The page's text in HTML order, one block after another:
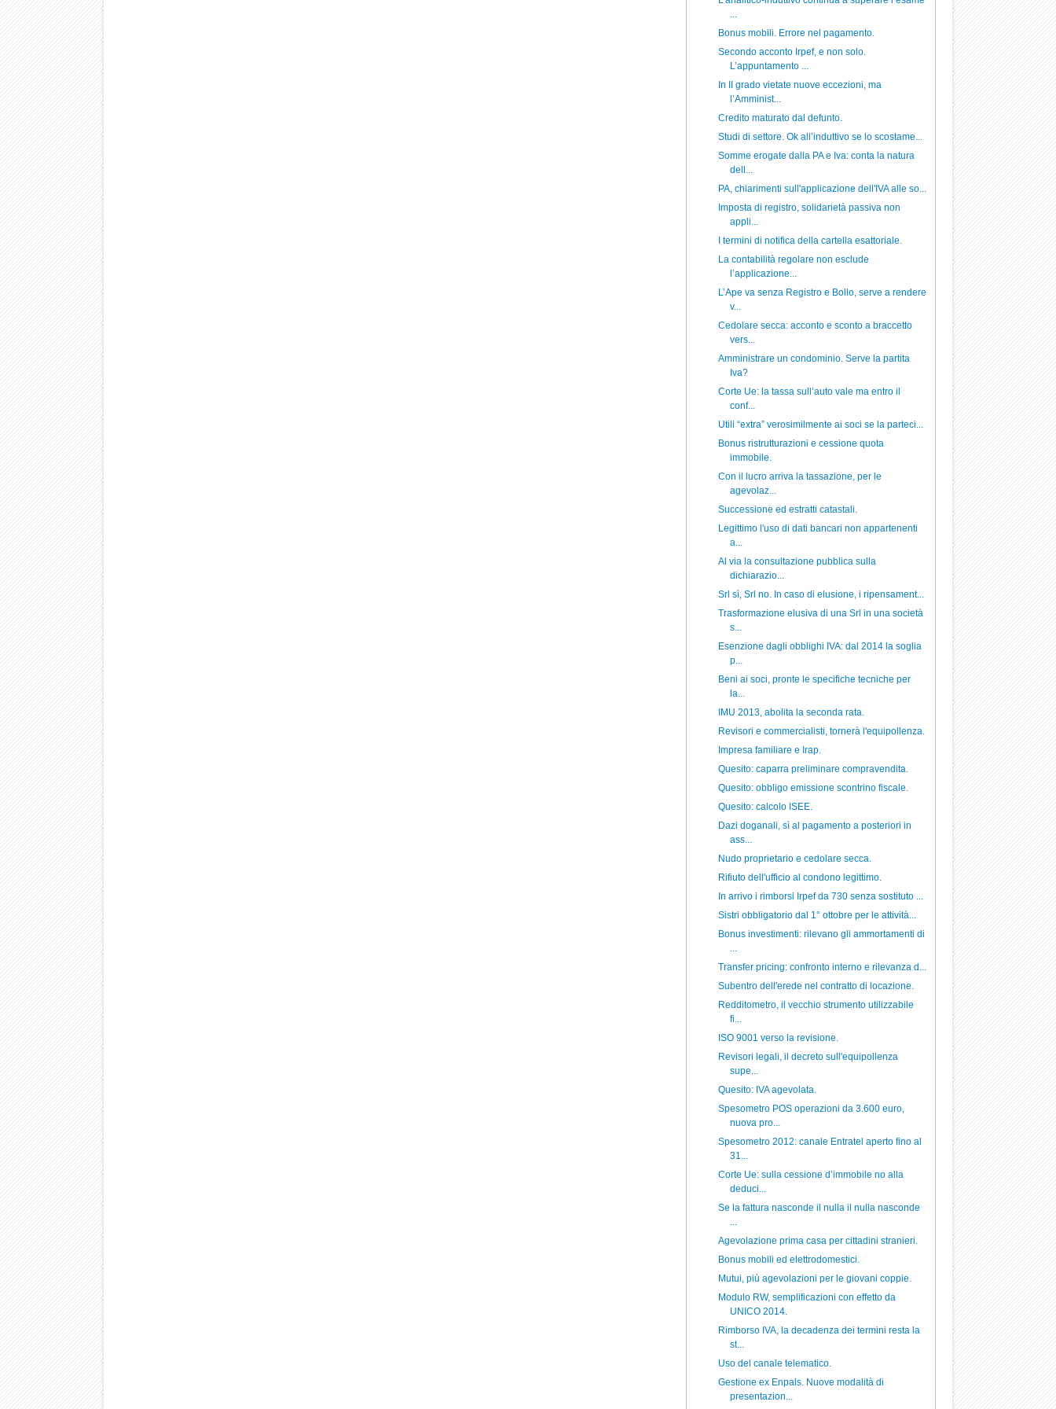
...
Bonus mobili. Errore nel pagamento.
Secondo acconto Irpef, e non solo.
L’appuntamento ...
In II grado vietate nuove eccezioni, ma
l’Amminist...
Credito maturato dal defunto.
Studi di settore. Ok all’induttivo se lo scostame...
Somme erogate dalla PA e Iva: conta la natura
dell...
PA, chiarimenti sull'applicazione dell'IVA alle so...
Imposta di registro, solidarietà passiva non
appli...
I termini di notifica della cartella esattoriale.
La contabilità regolare non esclude
l’applicazione...
L’Ape va senza Registro e Bollo, serve a rendere
v...
Cedolare secca: acconto e sconto a braccetto
vers...
Amministrare un condominio. Serve la partita
Iva?
Corte Ue: la tassa sull’auto vale ma entro il
conf...
Utili “extra” verosimilmente ai soci se la parteci...
Bonus ristrutturazioni e cessione quota
immobile.
Con il lucro arriva la tassazione, per le
agevolaz...
Successione ed estratti catastali.
Legittimo l'uso di dati bancari non appartenenti
a...
Al via la consultazione pubblica sulla
dichiarazio...
Srl sì, Srl no. In caso di elusione, i ripensament...
Trasformazione elusiva di una Srl in una società
s...
Esenzione dagli obblighi IVA: dal 2014 la soglia
p...
Beni ai soci, pronte le specifiche tecniche per
la...
IMU 2013, abolita la seconda rata.
Revisori e commercialisti, tornerà l'equipollenza.
Impresa familiare e Irap.
Quesito: caparra preliminare compravendita.
Quesito: obbligo emissione scontrino fiscale.
Quesito: calcolo ISEE.
Dazi doganali, sì al pagamento a posteriori in
ass...
Nudo proprietario e cedolare secca.
Rifiuto dell'ufficio al condono legittimo.
In arrivo i rimborsi Irpef da 730 senza sostituto ...
Sistri obbligatorio dal 1° ottobre per le attività...
Bonus investimenti: rilevano gli ammortamenti di
...
Transfer pricing: confronto interno e rilevanza d...
Subentro dell'erede nel contratto di locazione.
Redditometro, il vecchio strumento utilizzabile
fi...
ISO 9001 verso la revisione.
Revisori legali, il decreto sull'equipollenza
supe...
Quesito: IVA agevolata.
Spesometro POS operazioni da 3.600 euro,
nuova pro...
Spesometro 2012: canale Entratel aperto fino al
31...
Corte Ue: sulla cessione d’immobile no alla
deduci...
Se la fattura nasconde il nulla il nulla nasconde
...
Agevolazione prima casa per cittadini stranieri.
Bonus mobili ed elettrodomestici.
Mutui, più agevolazioni per le giovani coppie.
Modulo RW, semplificazioni con effetto da
UNICO 2014.
Rimborso IVA, la decadenza dei termini resta la
st...
Uso del canale telematico.
Gestione ex Enpals. Nuove modalità di
presentazion...